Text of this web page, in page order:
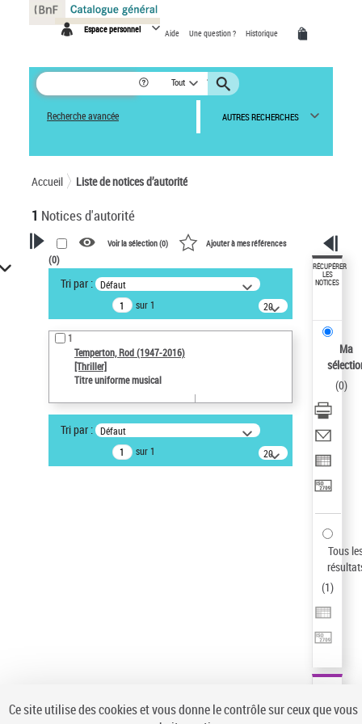
Espace personnel Aide Une question ? Historique
Tout
Recherche avancée AUTRES RECHERCHES
Accueil Liste de notices d’autorité
1 Notices d'autorité
VOTRE RECHERCHE
Recherche avancée dans les
notices d’autorité
Œuvres liées à l'auteur :
Temperton, Rod (1947-2016)
Type de notice d'autorité
Type de notice d'autorité
Voir la sélection (0) Ajouter à mes références
(0)
Tri par : Défaut
sur 1
20
résultats/page
1
Temperton, Rod (1947-2016)
[Thriller]
Titre uniforme musical
Tri par : Défaut
sur 1
20
résultats/page
RÉCUPÉRER
LES
NOTICES
Ma
(0)
Tous
(1)
Panneau de gestion des cookies
Ce site utilise des cookies et vous donne le contrôle sur ceux que vous